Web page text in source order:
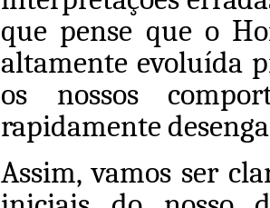
que pense que o
altamente evoluída
os nossos
rapidamente
Assim, vamos ser